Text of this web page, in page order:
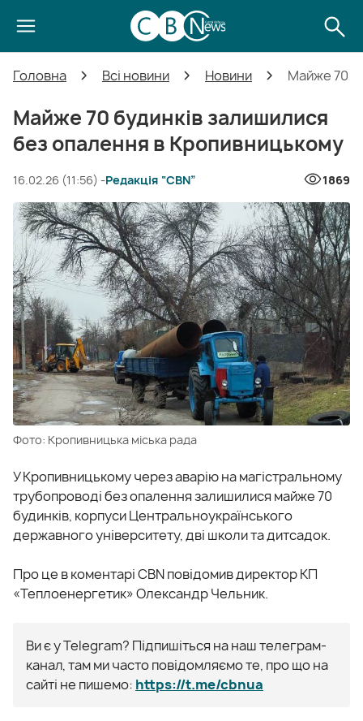
Головна Всі новини Новини Майже 70
Майже 70 будинків залишилися
без опалення в Кропивницькому
16.02.26 (11:56) -Редакція “CBN” 1869
Фото: Кропивницька міська рада
У Кропивницькому через аварію на магістральному
трубопроводі без опалення залишилися майже 70
будинків, корпуси Центральноукраїнського
державного університету, дві школи та дитсадок.
Про це в коментарі CBN повідомив директор КП
«Теплоенергетик» Олександр Чельник.
Ви є у Telegram? Підпишіться на наш телеграм-
канал, там ми часто повідомляємо те, про що на
сайті не пишемо: https://t.me/cbnua